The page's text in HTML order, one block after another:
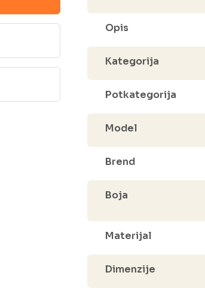
Opis
Kategorija
Potkategorija
Model
Brend
Boja
Materijal
Dimenzije